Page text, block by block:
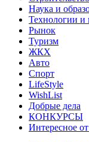
Наука и
Технологии и
Рынок
Туризм
ЖКХ
Авто
Спорт
LifeStyle
WishList
Добрые дела
КОНКУРСЫ
Интересное